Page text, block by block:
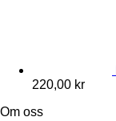
220,00 kr
Om oss